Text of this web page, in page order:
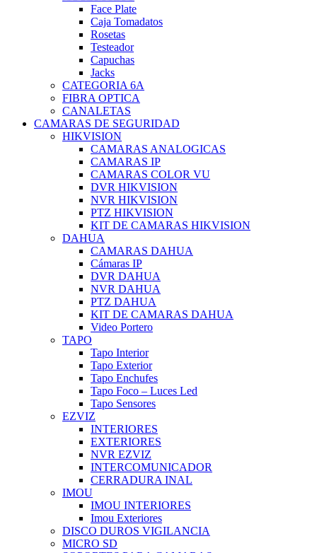
Face Plate
Caja Tomadatos
Rosetas
Testeador
Capuchas
Jacks
CATEGORIA 6A
FIBRA OPTICA
CANALETAS
CAMARAS DE SEGURIDAD
HIKVISION
CAMARAS ANALOGICAS
CAMARAS IP
CAMARAS COLOR VU
DVR HIKVISION
NVR HIKVISION
PTZ HIKVISION
KIT DE CAMARAS HIKVISION
DAHUA
CAMARAS DAHUA
Cámaras IP
DVR DAHUA
NVR DAHUA
PTZ DAHUA
KIT DE CAMARAS DAHUA
Video Portero
TAPO
Tapo Interior
Tapo Exterior
Tapo Enchufes
Tapo Foco – Luces Led
Tapo Sensores
EZVIZ
INTERIORES
EXTERIORES
NVR EZVIZ
INTERCOMUNICADOR
CERRADURA INAL
IMOU
IMOU INTERIORES
Imou Exteriores
DISCO DUROS VIGILANCIA
MICRO SD